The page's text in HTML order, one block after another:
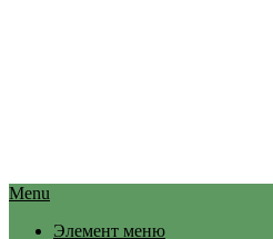
Menu
Элемент меню